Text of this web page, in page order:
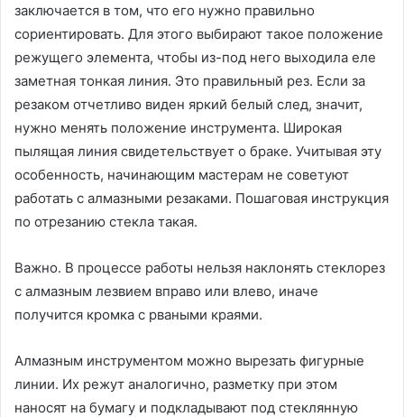
заключается в том, что его нужно правильно
сориентировать. Для этого выбирают такое положение
режущего элемента, чтобы из-под него выходила еле
заметная тонкая линия. Это правильный рез. Если за
резаком отчетливо виден яркий белый след, значит,
нужно менять положение инструмента. Широкая
пылящая линия свидетельствует о браке. Учитывая эту
особенность, начинающим мастерам не советуют
работать с алмазными резаками. Пошаговая инструкция
по отрезанию стекла такая.
Важно. В процессе работы нельзя наклонять стеклорез
с алмазным лезвием вправо или влево, иначе
получится кромка с рваными краями.
Алмазным инструментом можно вырезать фигурные
линии. Их режут аналогично, разметку при этом
наносят на бумагу и подкладывают под стеклянную